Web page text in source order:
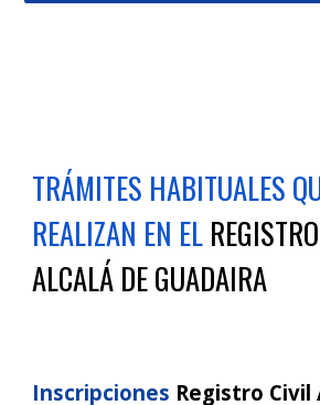
TRÁMITES HABITUALES
REALIZAN EN EL
ALCALÁ DE GUADAIRA
Inscripciones Registro Civil